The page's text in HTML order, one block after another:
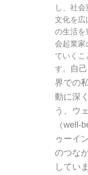
し、社
文化を広
の生活を
会起業家
ていくこ
す。
自
界での
動に深
う、ウ
（well-
ゥーイ
のつな
してい